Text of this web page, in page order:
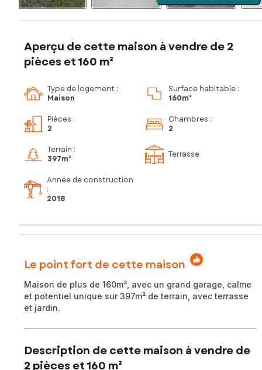
Aperçu de cette maison à vendre de 2
pièces et 160 m²
Type de logement :
Maison
Surface habitable :
160m²
Pièces :
2
Chambres :
2
Terrain :
397m²
Terrasse
Année de construction
:
2018
Le point fort de cette maison
Maison de plus de 160m², avec un grand garage, calme
et potentiel unique sur 397m² de terrain, avec terrasse
et jardin.
Description de cette maison à vendre de
2 pièces et 160 m²